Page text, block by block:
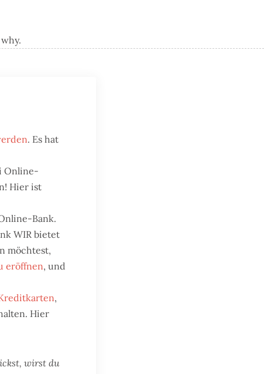
. Es hat
Online-
Hier ist
Bank.
WIR bietet
möchtest,
eröffnen, und
,
Hier
wirst du